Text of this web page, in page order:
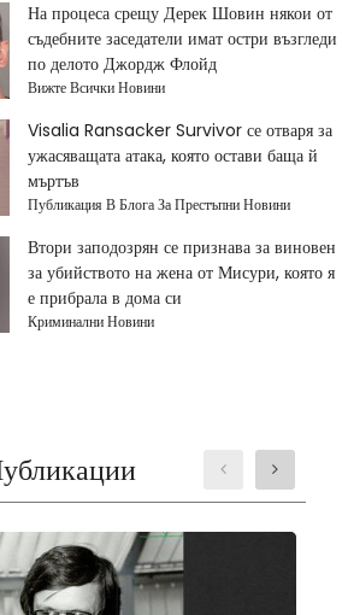
На процеса срещу Дерек Шовин някои от
съдебните заседатели имат остри възгледи
по делото Джордж Флойд
Вижте Всички Новини
Visalia Ransacker Survivor се отваря за
ужасяващата атака, която остави баща й
мъртъв
Публикация В Блога За Престъпни Новини
Втори заподозрян се признава за виновен
за убийството на жена от Мисури, която я
е прибрала в дома си
Криминални Новини